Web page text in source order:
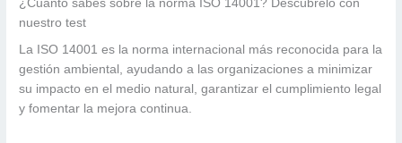
¿Cuánto sabes sobre la norma ISO 14001? Descúbrelo con
nuestro test
La ISO 14001 es la norma internacional más reconocida para la
gestión ambiental, ayudando a las organizaciones a minimizar
su impacto en el medio natural, garantizar el cumplimiento legal
y fomentar la mejora continua.